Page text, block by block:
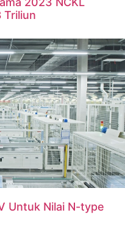
Triliun
Untuk Nilai N-type